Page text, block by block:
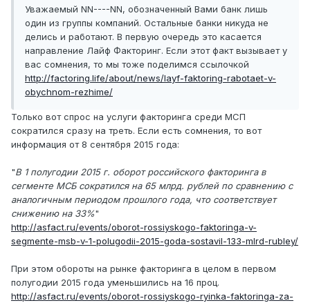
Уважаемый NN----NN, обозначенный Вами банк лишь
один из группы компаний. Остальные банки никуда не
делись и работают. В первую очередь это касается
направление Лайф Факторинг. Если этот факт вызывает у
вас сомнения, то мы тоже поделимся ссылочкой
http://factoring.life/about/news/layf-faktoring-rabotaet-v-
obychnom-rezhime/
Только вот спрос на услуги факторинга среди МСП
сократился сразу на треть. Если есть сомнения, то вот
информация от 8 сентября 2015 года:
"В 1 полугодии 2015 г. оборот российского факторинга в
сегменте МСБ сократился на 65 млрд. рублей по сравнению с
аналогичным периодом прошлого года, что соответствует
снижению на 33%"
http://asfact.ru/events/oborot-rossiyskogo-faktoringa-v-
segmente-msb-v-1-polugodii-2015-goda-sostavil-133-mlrd-rubley/
При этом обороты на рынке факторинга в целом в первом
полугодии 2015 года уменьшились на 16 проц.
http://asfact.ru/events/oborot-rossiyskogo-ryinka-faktoringa-za-